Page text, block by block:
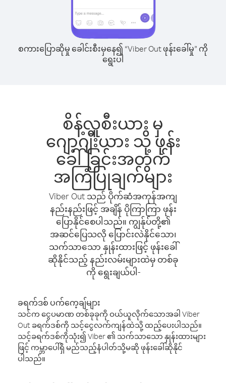
စကားပြောဆိုမှု ခေါင်းစီးမှနေ၍ “Viber Out ဖုန်းခေါ်မှု” ကို
ရွေးပါ
စိန့်လူစီးယား မှ
ဂျော့ဂျီးယား သို့ ဖုန်း
ခေါ်ခြင်းအတွက်
အကြံပြုချက်များ
Viber Out သည် ပိုက်ဆံအကုန်အကျ
နည်းနည်းဖြင့် အချိန် ပိုကြာကြာ ဖုန်း
ပြောနိုင်စေပါသည်။ ကျွန်ုပ်တို့၏
အဆင်ပြေသလို ပြောင်းလဲနိုင်သော၊
သက်သာသော နှုန်းထားဖြင့် ဖုန်းခေါ်
ဆိုနိုင်သည့် နည်းလမ်းများထဲမှ တစ်ခု
ကို ရွေးချယ်ပါ-
ခရက်ဒစ် ပက်ကေ့ချ်များ
သင်က ငွေပမာဏ တစ်ခုခုကို ဝယ်ယူလိုက်သောအခါ Viber
Out ခရက်ဒစ်ကို သင့်ငွေလက်ကျန်ထဲသို့ ထည့်ပေးပါသည်။
သင့်ခရက်ဒစ်ကိုသုံး၍ Viber ၏ သက်သာသော နှုန်းထားများ
ဖြင့် ကမ္ဘာပေါ်ရှိ မည်သည့်နံပါတ်သို့မဆို ဖုန်းခေါ်ဆိုနိုင်
ပါသည်။